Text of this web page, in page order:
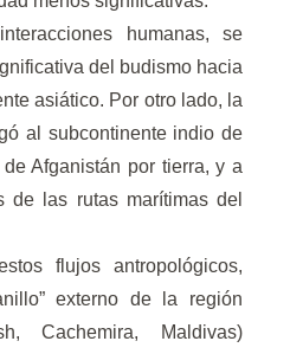
humanas, se
del budismo hacia
asiático. Por otro lado, la
al subcontinente indio de
Afganistán por tierra, y a
de las rutas marítimas del
flujos antropológicos,
externo de la región
Cachemira, Maldivas)